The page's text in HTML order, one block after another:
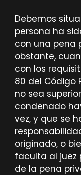
Debemos
persona ha
con una pena
obstante,
con los
80 del Código
no sea
condenado
vez, y que se
originado, o
faculta al juez
de la pena